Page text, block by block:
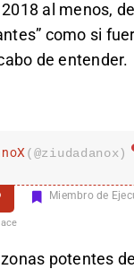
al menos,
como si
de entender.
(@ziudadanox)
Miembro de
potentes